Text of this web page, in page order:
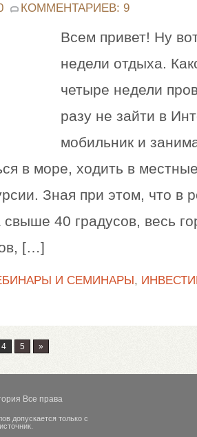
КОММЕНТАРИЕВ: 9
Всем привет! Ну
недели отдыха.
четыре недели
разу не зайти в
мобильник и
в море, ходить в
Зная при этом, что в
свыше 40 градусов, весь
[…]
И СЕМИНАРЫ,
4 5 »
Все права
допускается только с